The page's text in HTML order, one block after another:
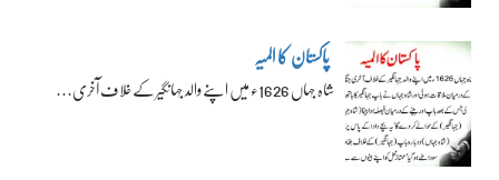
پاکستان کا المیہ
شاہ جہاں 1626ء میں اپنے والد جہانگیر کے خلاف آخری…